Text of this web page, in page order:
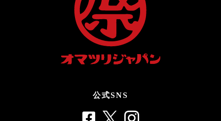
公式SNS